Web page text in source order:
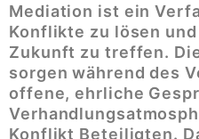
Mediation ist ein
Konflikte zu lösen
Zukunft zu treffen.
sorgen während des
offene, ehrliche
Konflikt Beteiligten.